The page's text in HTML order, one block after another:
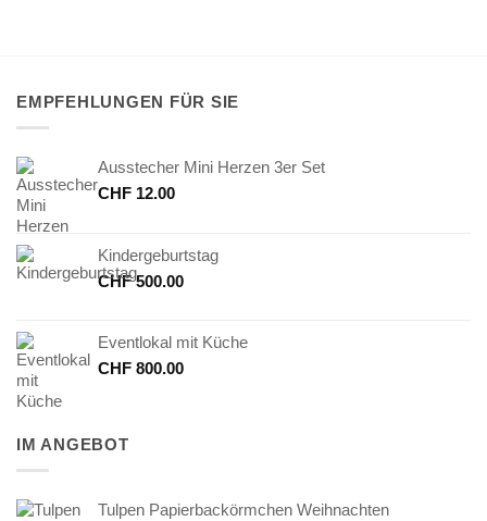
EMPFEHLUNGEN FÜR SIE
Ausstecher Mini Herzen 3er Set
CHF 12.00
Kindergeburtstag
CHF500.00
Eventlokal mit Küche
CHF 800.00
IM ANGEBOT
Tulpen Papierbackörmchen Weihnachten